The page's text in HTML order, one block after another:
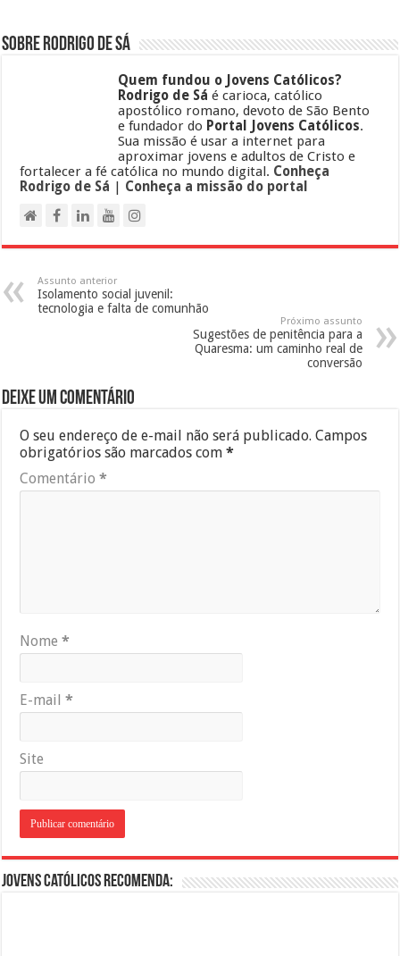
Sobre Rodrigo de Sá
Quem fundou o Jovens Católicos?
Rodrigo de Sá é carioca, católico
apostólico romano, devoto de São Bento
e fundador do Portal Jovens Católicos.
Sua missão é usar a internet para
aproximar jovens e adultos de Cristo e
fortalecer a fé católica no mundo digital. Conheça
Rodrigo de Sá | Conheça a missão do portal
Assunto anterior
Isolamento social juvenil:
tecnologia e falta de comunhão
Próximo assunto
Sugestões de penitência para a
Quaresma: um caminho real de
conversão
Deixe um comentário
O seu endereço de e-mail não será publicado. Campos
obrigatórios são marcados com*
Comentário*
Nome*
E-mail*
Site
Jovens Católicos Recomenda: